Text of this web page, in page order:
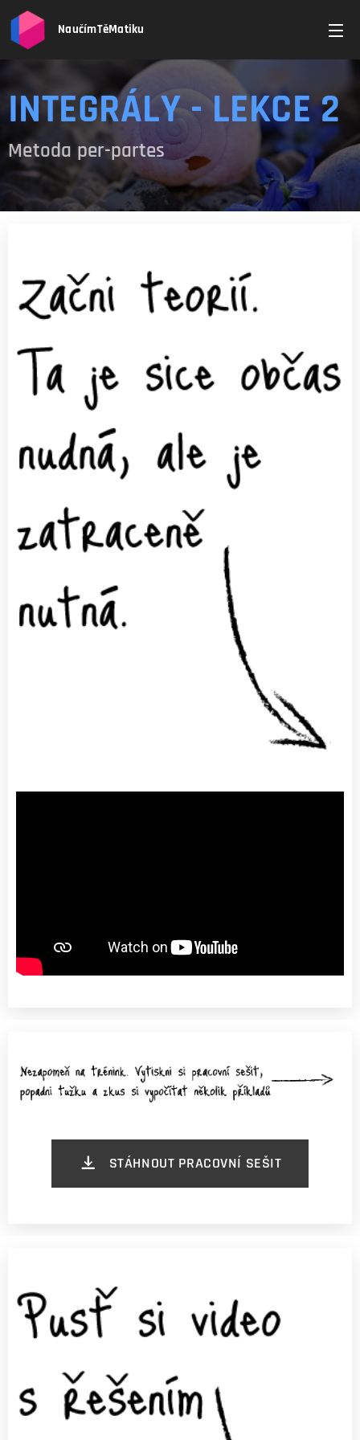
NaučímTěMatiku
INTEGRÁLY - LEKCE 2
Metoda per-partes
STÁHNOUT PRACOVNÍ SEŠIT